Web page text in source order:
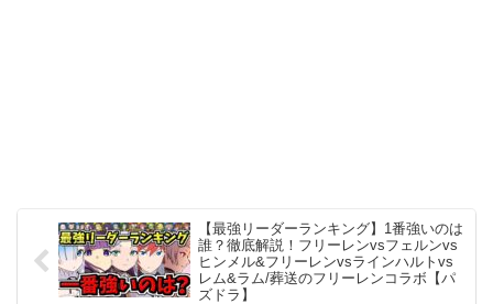
【最強リーダーランキング】1番強いのは
誰？徹底解説！フリーレンvsフェルンvs
ヒンメル&フリーレンvsラインハルトvs
レム&ラム/葬送のフリーレンコラボ【パ
ズドラ】